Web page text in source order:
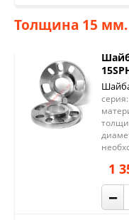
Толщина 15 мм.
серия:
1
−